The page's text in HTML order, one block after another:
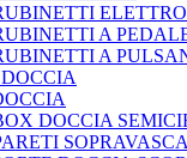
A
A
DOCCIA
SOPRAVASCA